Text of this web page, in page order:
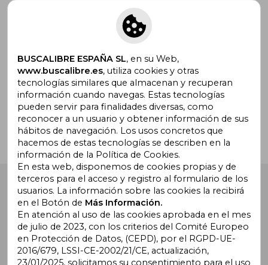
Suscríbete para recibir ofertas y
promociones
¿Necesitas ayuda?
Ir a Centro de Soporte
Buscalibre España . Calle Energía, 65, Nave 3 (08940),
Cornellà de Llobregat, Barcelona. Derechos Reservados.
BUSCALIBRE ESPAÑA SL, en su Web,
www.buscalibre.es, utiliza cookies y otras
tecnologías similares que almacenan y recuperan
información cuando navegas. Estas tecnologías
pueden servir para finalidades diversas, como
reconocer a un usuario y obtener información de sus
hábitos de navegación. Los usos concretos que
hacemos de estas tecnologías se describen en la
información de la Política de Cookies.
En esta web, disponemos de cookies propias y de
terceros para el acceso y registro al formulario de los
usuarios. La información sobre las cookies la recibirá
en el Botón de Más Información.
En atención al uso de las cookies aprobada en el mes
de julio de 2023, con los criterios del Comité Europeo
en Protección de Datos, (CEPD), por el RGPD-UE-
2016/679, LSSI-CE-2002/21/CE, actualización,
23/01/2025, solicitamos su consentimiento para el uso